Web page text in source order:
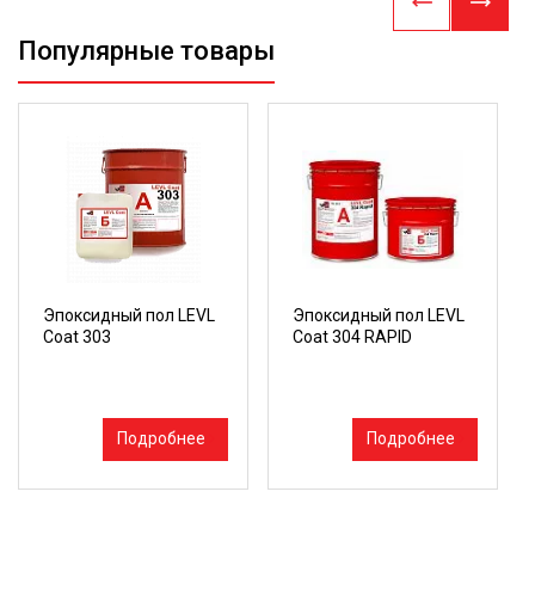
Популярные товары
Эпоксидный пол LEVL
Coat 303
Подробнее
Эпоксидный пол LEVL
Coat 304 RAPID
Подробнее